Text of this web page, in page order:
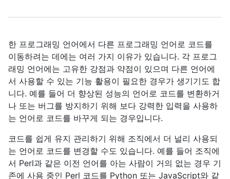
한 프로그래밍 언어에서 다른 프로그래밍 언어로 코드를
이동하려는 데에는 여러 가지 이유가 있습니다. 각 프로그
래밍 언어에는 고유한 강점과 약점이 있으며 다른 언어에
서 사용할 수 있는 기능 활용이 필요한 경우가 생기기도 합
니다. 예를 들어 더 향상된 성능의 언어로 코드를 변환하거
나 또는 버그를 방지하기 위해 보다 강력한 입력을 사용하
는 언어로 코드를 바꾸게 되는 경우입니다.
코드를 쉽게 유지 관리하기 위해 조직에서 더 널리 사용되
는 언어로 코드를 변경할 수도 있습니다. 예를 들어 조직에
서 Perl과 같은 이전 언어를 아는 사람이 거의 없는 경우 기
존에 사용 중인 Perl 코드를 Python 또는 JavaScript와 같